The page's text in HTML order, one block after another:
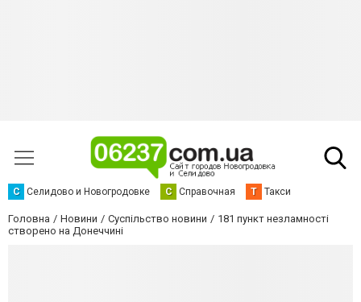
С Селидово и Новогродовке С Справочная Т Такси
Головна Новини Суспільство новини
181 пункт незламності
створено на Донеччині